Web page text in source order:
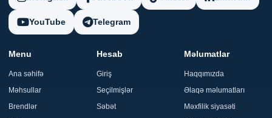
YouTube Telegram
Menu
Ana səhifə
Məhsullar
Brendlər
Hesab
Giriş
Seçilmişlər
Səbət
Məlumatlar
Haqqımızda
Əlaqə məlumatları
Məxfilik siyasəti